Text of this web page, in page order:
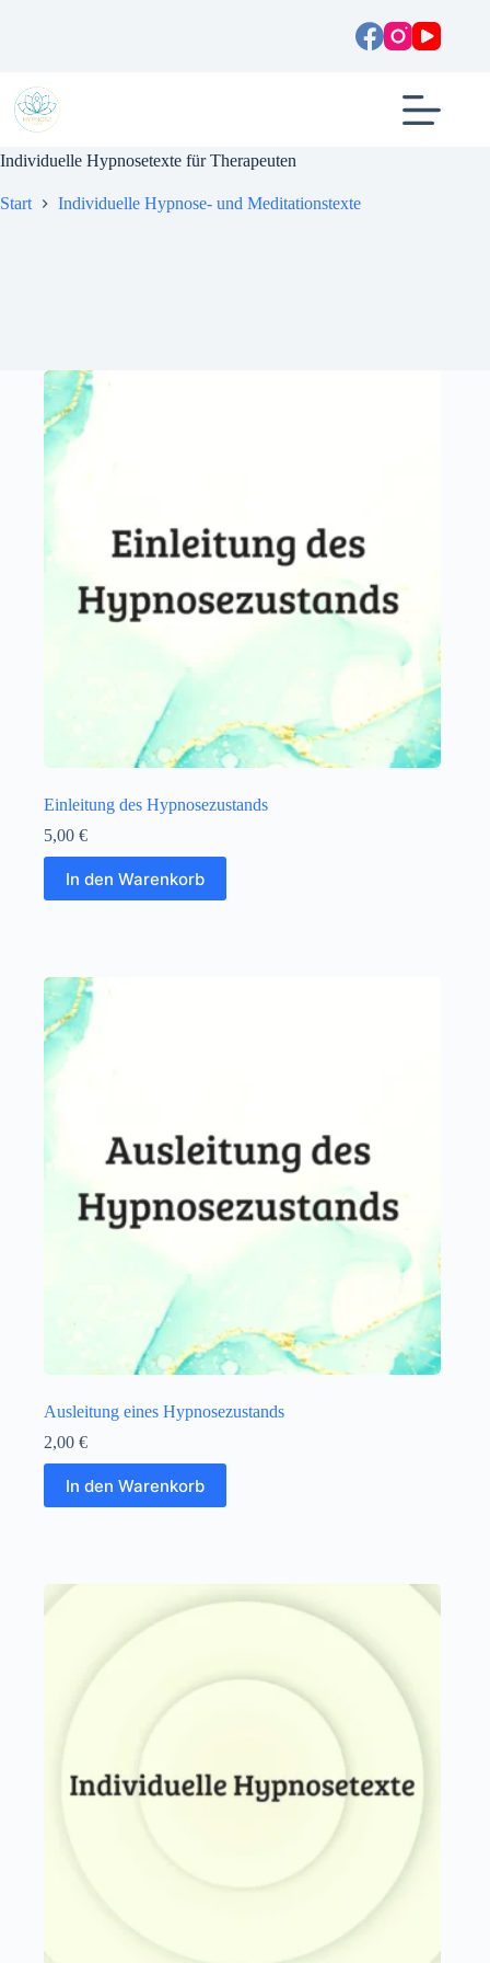
Individuelle Hypnosetexte für Therapeuten
Start Individuelle Hypnose- und Meditationstexte
Einleitung des Hypnosezustands
5,00 €
In den Warenkorb
Ausleitung eines Hypnosezustands
2,00 €
In den Warenkorb